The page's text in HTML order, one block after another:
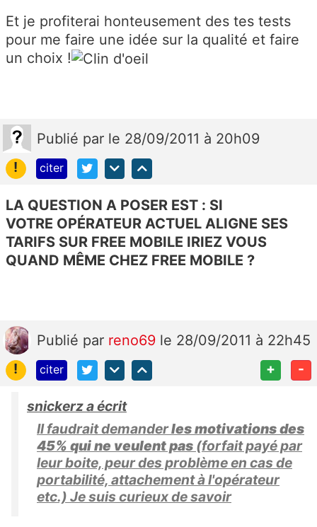
Et je profiterai honteusement des tes tests
pour me faire une idée sur la qualité et faire
un choix !
Publié par le 28/09/2011 à 20h09
!
citer
LA QUESTION A POSER EST : SI
VOTRE OPÉRATEUR ACTUEL ALIGNE SES
TARIFS SUR FREE MOBILE IRIEZ VOUS
QUAND MÊME CHEZ FREE MOBILE ?
Publié par reno69 le 28/09/2011 à 22h45
!
citer + -
snickerz a écrit
Il faudrait demanderles motivations des
45% qui ne veulent pas (forfait payé par
leur boite, peur des problème en cas de
portabilité, attachement à l'opérateur
etc.) Je suis curieux de savoir